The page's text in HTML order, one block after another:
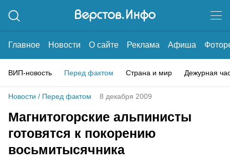
Главное Новости О сайте Реклама Афиша
ВИП-новость Перед фактом Страна и мир Дежурная
Новости / Перед фактом 8 декабря 2009
Магнитогорские альпинисты
готовятся к покорению
восьмитысячника